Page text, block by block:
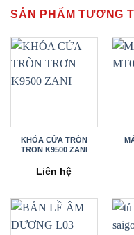
SẢN PHẨM TƯƠNG
KHÓA CỬA TRÒN
TRƠN K9500 ZANI
Liên hệ